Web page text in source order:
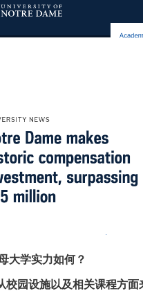
大学实力如何？
园设施以及相关课程方面